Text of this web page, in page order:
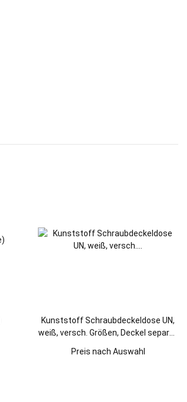
Kunststoff Schraubdeckeldose UN,
weiß, versch. Größen, Deckel separat
Preis nach Auswahl